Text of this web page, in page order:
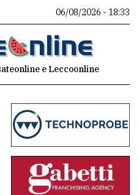
06/08/2026 - 18:33
e Leccoonline